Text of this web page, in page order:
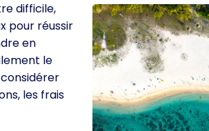
difficile,
pour réussir
en
le
les frais